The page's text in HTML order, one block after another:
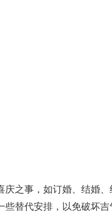
之事，如订婚、结婚
替代安排，以免破坏吉